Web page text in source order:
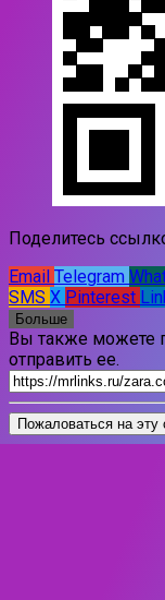
Поделитесь
Email Telegram
SMS X Pinterest
Больше
Вы также можете
отправить ее.
Пожаловаться на эту